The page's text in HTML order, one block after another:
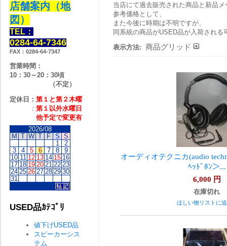
当店にて過去販売された商品と新品
参考価格として、
また今後に時期は不明ですが、
同系統の商品がUSED品が入荷される
表示方法: 商品グリッド
オーディオテクニカ(audio
ﾍｯﾄﾞﾎﾝ＞...
6,000 円
在庫切れ
ほしい物リストに
店舗案内（地
図）
TEL：
0284-64-7346
FAX：0284-64-7347
営業時間：
10：30～20：30頃
（不定）
定休日： 第１と第２木曜
： 第１以外水曜日
他予定で変更有
2026/08
M T W T F S S
1
2
3
4 5 6 7 8
9
10 11 12 13 14 15 16
17 18 19 20 21 22 23
24 25 26 27 28 29 30
31
USED品ｶﾃｺﾞﾘ
値下げUSED品
スピーカーシス
テム